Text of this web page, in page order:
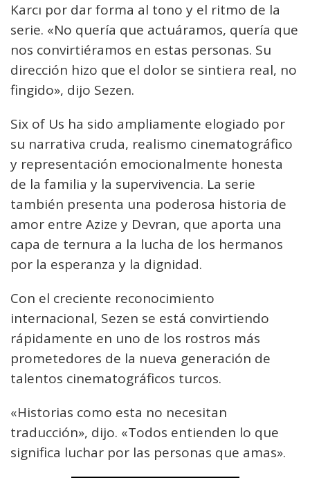
Karcı por dar forma al tono y el ritmo de la
serie. «No quería que actuáramos, quería que
nos convirtiéramos en estas personas. Su
dirección hizo que el dolor se sintiera real, no
fingido», dijo Sezen.
Six of Us ha sido ampliamente elogiado por
su narrativa cruda, realismo cinematográfico
y representación emocionalmente honesta
de la familia y la supervivencia. La serie
también presenta una poderosa historia de
amor entre Azize y Devran, que aporta una
capa de ternura a la lucha de los hermanos
por la esperanza y la dignidad.
Con el creciente reconocimiento
internacional, Sezen se está convirtiendo
rápidamente en uno de los rostros más
prometedores de la nueva generación de
talentos cinematográficos turcos.
«Historias como esta no necesitan
traducción», dijo. «Todos entienden lo que
significa luchar por las personas que amas».